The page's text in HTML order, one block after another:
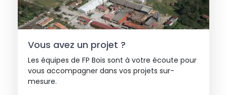
Vous avez un projet ?
Les équipes de FP Bois sont à votre écoute pour
vous accompagner dans vos projets sur-
mesure.